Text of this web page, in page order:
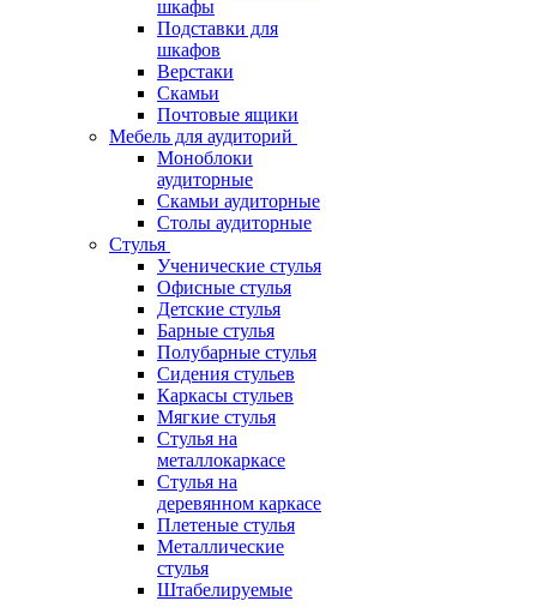
шкафы
Подставки для
шкафов
Верстаки
Скамьи
Почтовые ящики
Мебель для аудиторий
Моноблоки
аудиторные
Скамьи аудиторные
Столы аудиторные
Стулья
Ученические стулья
Офисные стулья
Детские стулья
Барные стулья
Полубарные стулья
Сидения стульев
Каркасы стульев
Мягкие стулья
Стулья на
металлокаркасе
Стулья на
деревянном каркасе
Плетеные стулья
Металлические
стулья
Штабелируемые